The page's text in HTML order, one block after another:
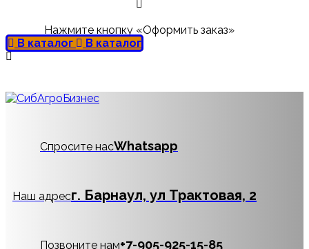
Нажмите кнопку «Оформить заказ»
В каталог
В каталог
Спросите насWhatsapp
Наш адресг. Барнаул, ул Трактовая, 2
Позвоните нам‪+7-905-925-15-85